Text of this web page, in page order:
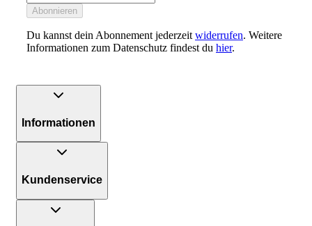
Abonnieren
Du kannst dein Abonnement jederzeit widerrufen. Weitere
Informationen zum Datenschutz findest du hier.
Informationen
Kundenservice